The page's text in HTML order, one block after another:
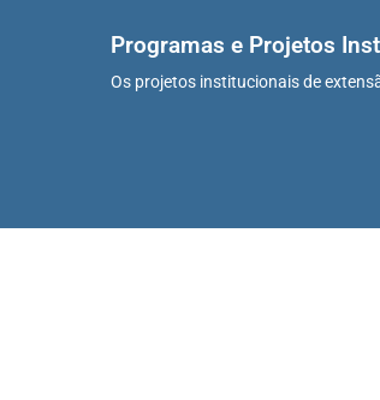
Programas e Projetos
Os projetos institucionais de